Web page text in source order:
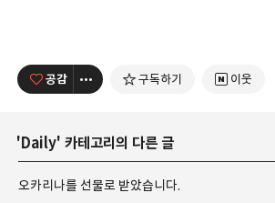
공감 구독하기 이웃
' Daily' 카테고리의 다른 글
오카리나를 선물로 받았습니다.